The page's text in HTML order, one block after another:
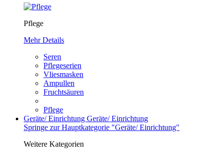
Pflege
Mehr Details
Seren
Pflegeserien
Vliesmasken
Ampullen
Fruchtsäuren
Pflege
Geräte/ Einrichtung Geräte/ Einrichtung
Springe zur Hauptkategorie "Geräte/ Einrichtung"
Weitere Kategorien